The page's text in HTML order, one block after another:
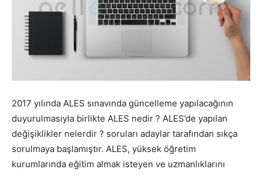
2017 yılında ALES sınavında güncelleme yapılacağının
duyurulmasıyla birlikte ALES nedir ? ALES’de yapılan
değişiklikler nelerdir ? soruları adaylar tarafından sıkça
sorulmaya başlamıştır. ALES, yüksek öğretim
kurumlarında eğitim almak isteyen ve uzmanlıklarını